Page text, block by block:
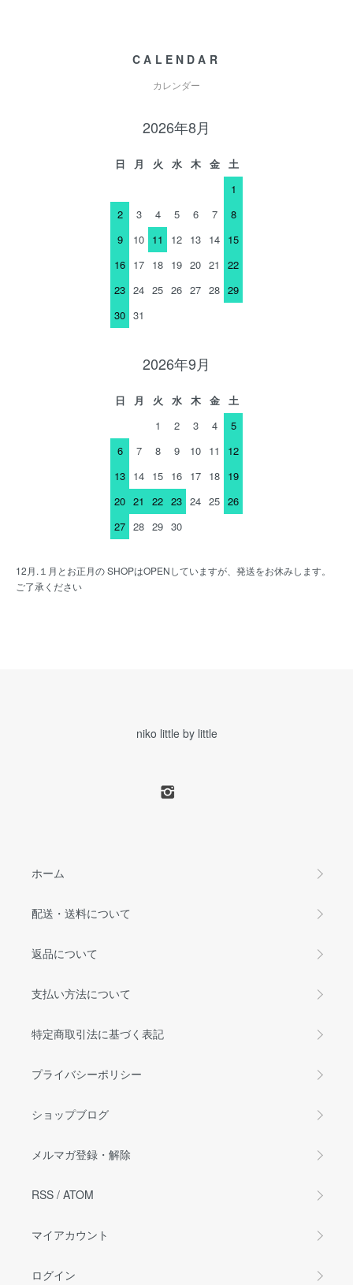
CALENDAR
カレンダー
2026年8月
日 月 火 水 木 金
土
1
2
3 4 5 6 7
8
9
10 11 12 13 14 15
16 17 18 19 20 21
22
23 24 25 26 27 28 29
30 31
2026年9月
日 月 火 水 木 金
土
1
2 3 4
5
6
7 8 9 10 11
12
13 14 15 16 17 18 19
20 21 22 23 24 25 26
27 28 29 30
12月.１月とお正月の SHOPはOPENしていますが、発送をお休みします。
ご了承ください
niko little by little
ホーム
配送・送料について
返品について
支払い方法について
特定商取引法に基づく表記
プライバシーポリシー
ショップブログ
メルマガ登録・解除
RSS / ATOM
マイアカウント
ログイン